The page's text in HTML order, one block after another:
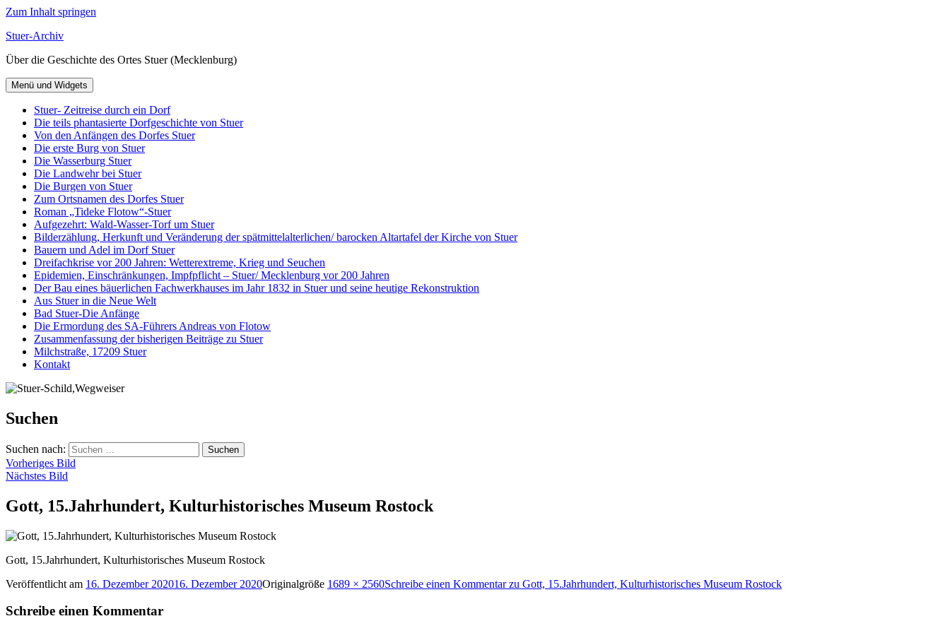
Zum Inhalt springen
Stuer-Archiv
Über die Geschichte des Ortes Stuer (Mecklenburg)
Menü und Widgets
Stuer- Zeitreise durch ein Dorf
Die teils phantasierte Dorfgeschichte von Stuer
Von den Anfängen des Dorfes Stuer
Die erste Burg von Stuer
Die Wasserburg Stuer
Die Landwehr bei Stuer
Die Burgen von Stuer
Zum Ortsnamen des Dorfes Stuer
Roman „Tideke Flotow“-Stuer
Aufgezehrt: Wald-Wasser-Torf um Stuer
Bilderzählung, Herkunft und Veränderung der spätmittelalterlichen/ barocken Altartafel der Kirche von Stuer
Bauern und Adel im Dorf Stuer
Dreifachkrise vor 200 Jahren: Wetterextreme, Krieg und Seuchen
Epidemien, Einschränkungen, Impfpflicht – Stuer/ Mecklenburg vor 200 Jahren
Der Bau eines bäuerlichen Fachwerkhauses im Jahr 1832 in Stuer und seine heutige Rekonstruktion
Aus Stuer in die Neue Welt
Bad Stuer-Die Anfänge
Die Ermordung des SA-Führers Andreas von Flotow
Zusammenfassung der bisherigen Beiträge zu Stuer
Milchstraße, 17209 Stuer
Kontakt
Suchen
Suchen nach:
Vorheriges Bild
Nächstes Bild
Gott, 15.Jahrhundert, Kulturhistorisches Museum Rostock
Gott, 15.Jahrhundert, Kulturhistorisches Museum Rostock
Veröffentlicht am 16. Dezember 202016. Dezember 2020Originalgröße 1689 × 2560Schreibe einen Kommentarzu Gott, 15.Jahrhundert, Kulturhistorisches Museum Rostock
Schreibe einen Kommentar